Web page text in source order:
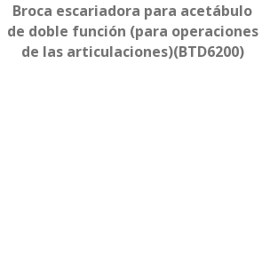
Broca escariadora para acetábulo
de doble función (para operaciones
de las articulaciones)(BTD6200)